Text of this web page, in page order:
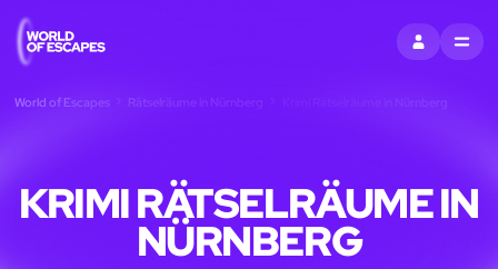
EINTRAGEN
MENU
World of Escapes Rätselräume in Nürnberg Krimi Rätselräume in Nürnberg
KRIMI RÄTSELRÄUME IN
NÜRNBERG